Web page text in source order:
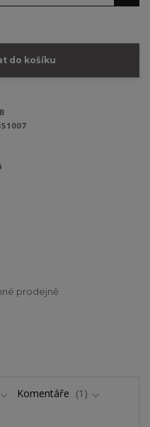
do košíku
prodejně
Komentáře
1